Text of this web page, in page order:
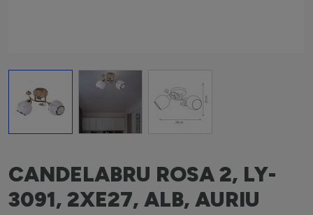
View larger imageView larger image
CANDELABRU ROSA 2, LY-
3091, 2XE27, ALB, AURIU